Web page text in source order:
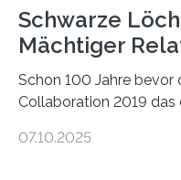
Schwarze
Mächtiger
Schon 100 Jahre bevor
Collaboration 2019 das
hatte der Astronom
07.10.2025